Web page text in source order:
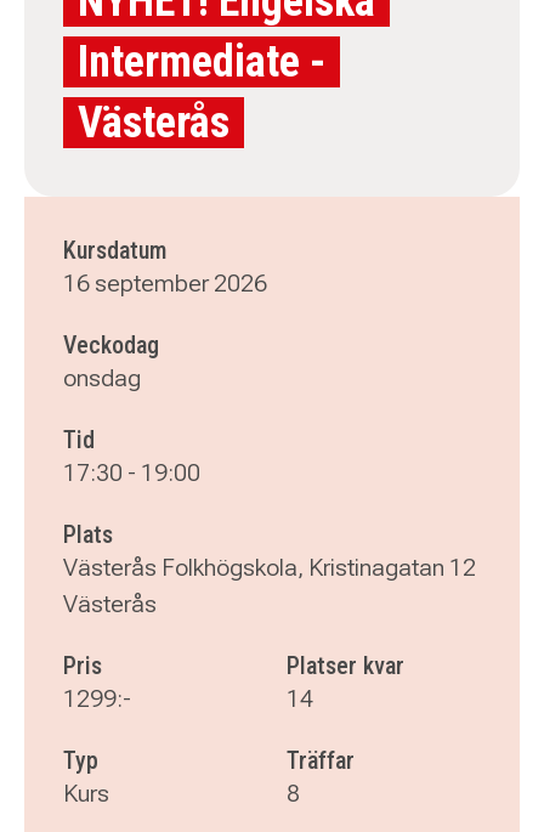
Intermediate -
Västerås
Kursdatum
16 september 2026
Veckodag
onsdag
Tid
17:30 - 19:00
Plats
Västerås Folkhögskola, Kristinagatan 12
Västerås
Pris
1299:-
Platser kvar
14
Typ
Kurs
Träffar
8